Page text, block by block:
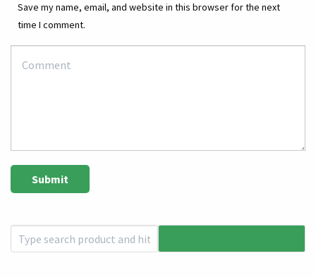
Save my name, email, and website in this browser for the next
time I comment.